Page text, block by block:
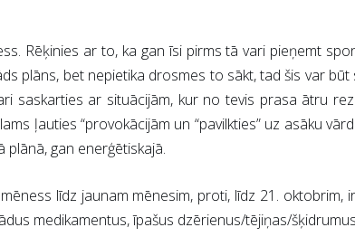
Rēķinies ar to, ka gan īsi pirms tā vari pieņemt
plāns, bet nepietika drosmes to sākt, tad šis var
saskarties ar situācijām, kur no tevis prasa ātru
ļauties “provokācijām un “pavilkties” uz asāku
plānā, gan enerģētiskajā.
līdz jaunam mēnesim, proti, līdz 21.
medikamentus, īpašus dzērienus/tējiņas/